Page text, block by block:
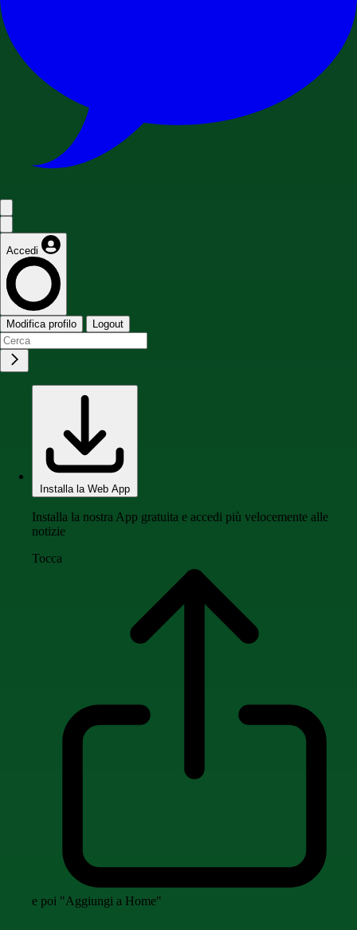
Accedi
Modifica profilo Logout
Installa la Web App
Installa la nostra App gratuita e accedi più velocemente alle
notizie
Tocca
e poi "Aggiungi a Home"